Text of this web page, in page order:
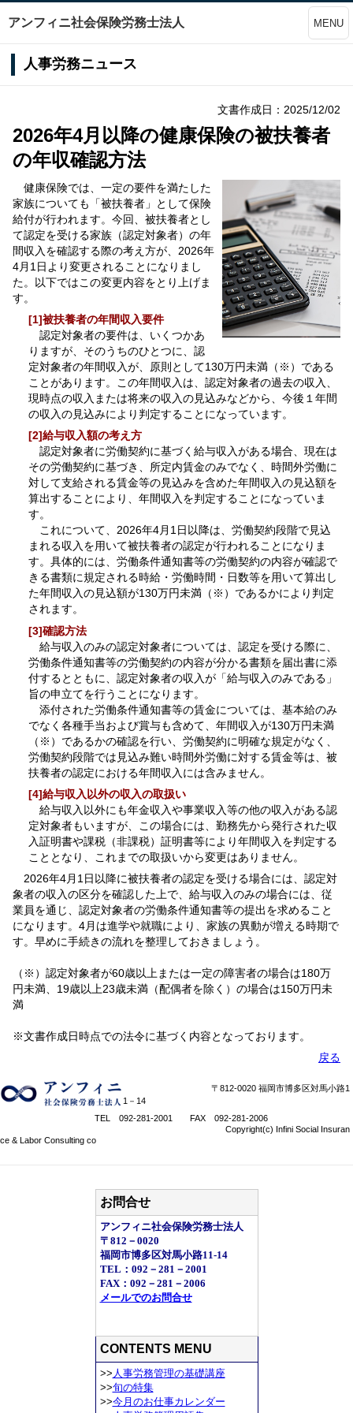
アンフィニ社会保険労務士法人 MENU
人事労務ニュース
文書作成日：2025/12/02
2026年4月以降の健康保険の被扶養者
の年収確認方法
健康保険では、一定の要件を満たした
家族についても「被扶養者」として保険
給付が行われます。今回、被扶養者とし
て認定を受ける家族（認定対象者）の年
間収入を確認する際の考え方が、2026年
4月1日より変更されることになりまし
た。以下ではこの変更内容をとり上げま
す。
[1]被扶養者の年間収入要件
認定対象者の要件は、いくつかあ
りますが、そのうちのひとつに、認
定対象者の年間収入が、原則として130万円未満（※）である
ことがあります。この年間収入は、認定対象者の過去の収入、
現時点の収入または将来の収入の見込みなどから、今後１年間
の収入の見込みにより判定することになっています。
[2]給与収入額の考え方
認定対象者に労働契約に基づく給与収入がある場合、現在は
その労働契約に基づき、所定内賃金のみでなく、時間外労働に
対して支給される賃金等の見込みを含めた年間収入の見込額を
算出することにより、年間収入を判定することになっていま
す。
これについて、2026年4月1日以降は、労働契約段階で見込
まれる収入を用いて被扶養者の認定が行われることになりま
す。具体的には、労働条件通知書等の労働契約の内容が確認で
きる書類に規定される時給・労働時間・日数等を用いて算出し
た年間収入の見込額が130万円未満（※）であるかにより判定
されます。
[3]確認方法
給与収入のみの認定対象者については、認定を受ける際に、
労働条件通知書等の労働契約の内容が分かる書類を届出書に添
付するとともに、認定対象者の収入が「給与収入のみである」
旨の申立てを行うことになります。
添付された労働条件通知書等の賃金については、基本給のみ
でなく各種手当および賞与も含めて、年間収入が130万円未満
（※）であるかの確認を行い、労働契約に明確な規定がなく、
労働契約段階では見込み難い時間外労働に対する賃金等は、被
扶養者の認定における年間収入には含みません。
[4]給与収入以外の収入の取扱い
給与収入以外にも年金収入や事業収入等の他の収入がある認
定対象者もいますが、この場合には、勤務先から発行された収
入証明書や課税（非課税）証明書等により年間収入を判定する
こととなり、これまでの取扱いから変更はありません。
2026年4月1日以降に被扶養者の認定を受ける場合には、認定対
象者の収入の区分を確認した上で、給与収入のみの場合には、従
業員を通じ、認定対象者の労働条件通知書等の提出を求めること
になります。4月は進学や就職により、家族の異動が増える時期で
す。早めに手続きの流れを整理しておきましょう。
（※）認定対象者が60歳以上または一定の障害者の場合は180万
円未満、19歳以上23歳未満（配偶者を除く）の場合は150万円未
満
※文書作成日時点での法令に基づく内容となっております。
戻る
〒812-0020 福岡市博多区対馬小路1
1－14
TEL 092-281-2001 FAX 092-281-2006
Copyright(c) Infini Social Insuran
ce & Labor Consulting co
お問合せ
アンフィニ社会保険労務士法人
〒812－0020
福岡市博多区対馬小路11-14
TEL：092－281－2001
FAX：092－281－2006
メールでのお問合せ
CONTENTS MENU
>> 人事労務管理の基礎講座
>>旬の特集
>>今月のお仕事カレンダー